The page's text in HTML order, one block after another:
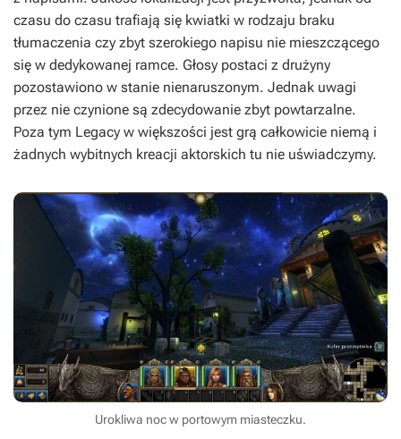
czasu do czasu trafiają się kwiatki w rodzaju braku
tłumaczenia czy zbyt szerokiego napisu nie mieszczącego
się w dedykowanej ramce. Głosy postaci z drużyny
pozostawiono w stanie nienaruszonym. Jednak uwagi
przez nie czynione są zdecydowanie zbyt powtarzalne.
Poza tym Legacy w większości jest grą całkowicie niemą i
żadnych wybitnych kreacji aktorskich tu nie uświadczymy.
Urokliwa noc w portowym miasteczku.